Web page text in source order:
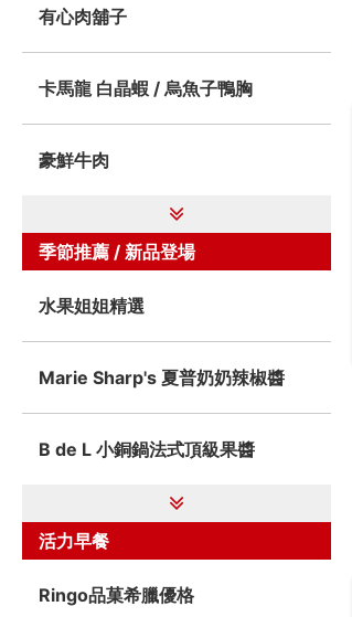
有心肉舖子
卡馬龍 白晶蝦 / 烏魚子鴨胸
豪鮮牛肉
季節推薦 / 新品登場
水果姐姐精選
Marie Sharp's 夏普奶奶辣椒醬
B de L 小銅鍋法式頂級果醬
活力早餐
Ringo品菓希臘優格